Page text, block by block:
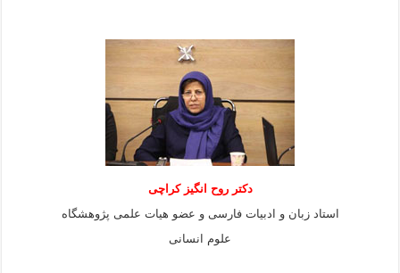
دکتر روح انگیز کراچی
استاد زبان و ادبیات فارسی و عضو هیات علمی پژوهشگاه
علوم انسانی